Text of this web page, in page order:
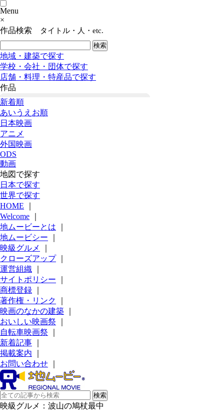
Menu
×
作品検索
タイトル・人・etc.
地域・建築で探す
学校・会社・団体で探す
店舗・料理・特産品で探す
作品
新着順
あいうえお順
日本映画
アニメ
外国映画
ODS
動画
地図で探す
日本で探す
世界で探す
HOME
Welcome
地ムービーとは
地ムービシー
映級グルメ
クローズアップ｜
運営組織
サイトポリシー
商標登録
著作権・リンク
映画のなかの建築
おいしい映画祭
自転車映画祭
新着記事
掲載案内
お問い合わせ
映級グルメ：波山の鳩杖最中